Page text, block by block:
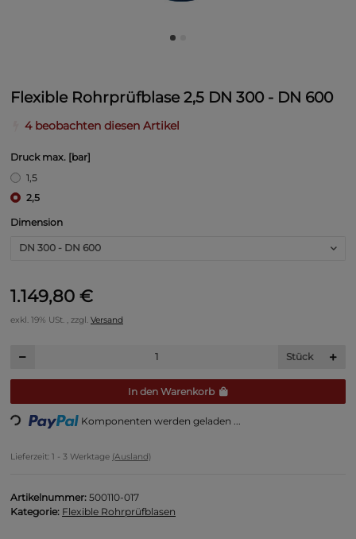
Flexible Rohrprüfblase 2,5 DN 300 - DN 600
4 beobachten diesen Artikel
Druck max. [bar]
1,5
2,5
Dimension
DN 300 - DN 600
1.149,80 €
exkl. 19% USt. , zzgl. Versand
Stück
In den Warenkorb
Komponenten werden geladen ...
Lieferzeit: 1 - 3 Werktage (Ausland)
Artikelnummer: 500110-017
Kategorie: Flexible Rohrprüfblasen